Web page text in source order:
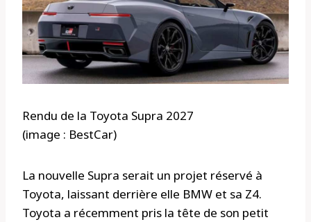
Rendu de la Toyota Supra 2027
(image : BestCar)
La nouvelle Supra serait un projet réservé à
Toyota, laissant derrière elle BMW et sa Z4.
Toyota a récemment pris la tête de son petit